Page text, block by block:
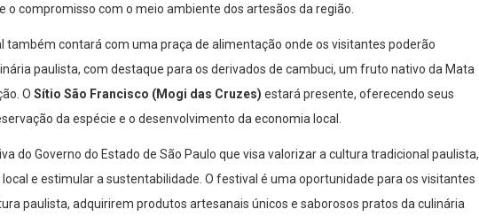
o compromisso com o meio ambiente dos artesãos da região.
também contará com uma praça de alimentação onde os visitantes poderão
paulista, com destaque para os derivados de cambuci, um fruto nativo da Mata
O Sítio São Francisco (Mogi das Cruzes) estará presente, oferecendo seus
da espécie e o desenvolvimento da economia local.
do Governo do Estado de São Paulo que visa valorizar a cultura tradicional paulista,
e estimular a sustentabilidade. O festival é uma oportunidade para os visitantes
paulista, adquirirem produtos artesanais únicos e saborosos pratos da culinária